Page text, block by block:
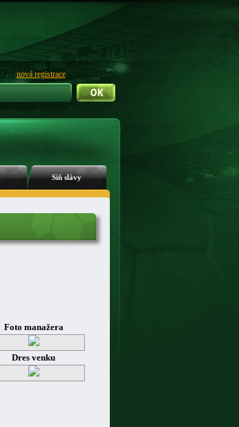
nová registrace
Síň slávy
Foto manažera
Dres venku